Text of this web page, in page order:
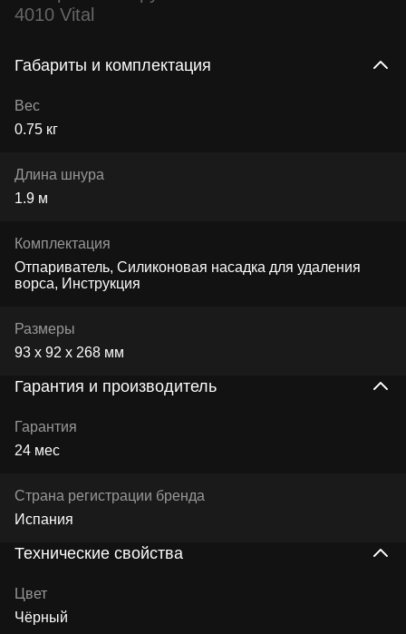
4010 Vital
Габариты и комплектация
Вес
0.75 кг
Длина шнура
1.9 м
Комплектация
Отпариватель, Силиконовая насадка для удаления
ворса, Инструкция
Размеры
93 х 92 х 268 мм
Гарантия и производитель
Гарантия
24 мес
Страна регистрации бренда
Испания
Технические свойства
Цвет
Чёрный